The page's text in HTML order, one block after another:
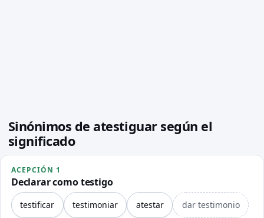
Sinónimos de atestiguar según el
significado
ACEPCIÓN 1
Declarar como testigo
testificar testimoniar atestar dar testimonio